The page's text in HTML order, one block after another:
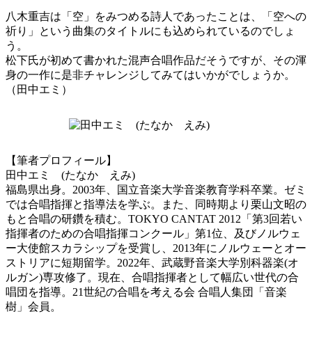
八木重吉は「空」をみつめる詩人であったことは、「空への
祈り」という曲集のタイトルにも込められているのでしょ
う。
松下氏が初めて書かれた混声合唱作品だそうですが、その渾
身の一作に是非チャレンジしてみてはいかがでしょうか。
（田中エミ）
【筆者プロフィール】
田中エミ (たなか えみ)
福島県出身。2003年、国立音楽大学音楽教育学科卒業。ゼミ
では合唱指揮と指導法を学ぶ。また、同時期より栗山文昭の
もと合唱の研鑽を積む。TOKYO CANTAT 2012「第3回若い
指揮者のための合唱指揮コンクール」第1位、及びノルウェ
ー大使館スカラシップを受賞し、2013年にノルウェーとオー
ストリアに短期留学。2022年、武蔵野音楽大学別科器楽(オ
ルガン)専攻修了。現在、合唱指揮者として幅広い世代の合
唱団を指導。21世紀の合唱を考える会 合唱人集団「音楽
樹」会員。